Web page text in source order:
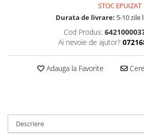
STOC EPUIZAT
Durata de livrare: 5-10 zile
Cod Produs:
Ai nevoie de ajutor?
Adauga la Favorite
Descriere